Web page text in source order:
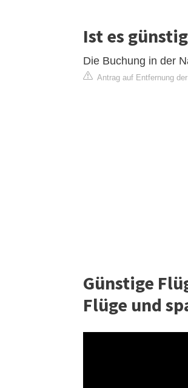
Ist es
Die Buchung in der
Antrag auf Entfernung
Günstige
Flüge und